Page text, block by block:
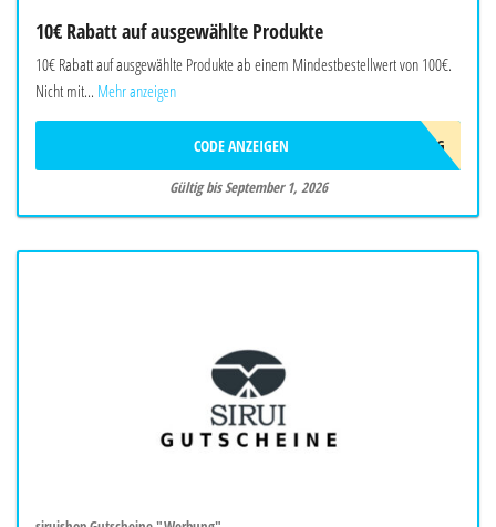
10€ Rabatt auf ausgewählte Produkte
10€ Rabatt auf ausgewählte Produkte ab einem Mindestbestellwert von 100€.
Nicht mit... Mehr anzeigen
10AFFAUG
CODE ANZEIGEN
Gültig bis September 1, 2026